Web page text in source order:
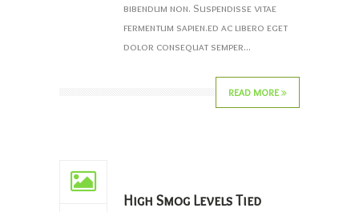
bibendum non. Suspendisse vitae
fermentum sapien.ed ac libero eget
dolor consequat semper...
READ MORE
High Smog Levels Tied